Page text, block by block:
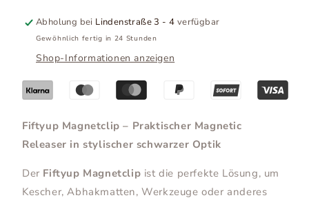
kg
kg
Abholung bei Lindenstraße 3 - 4 verfügbar
Gewöhnlich fertig in 24 Stunden
Shop-Informationen anzeigen
Fiftyup Magnetclip – Praktischer Magnetic
Releaser in stylischer schwarzer Optik
Der Fiftyup Magnetclip ist die perfekte Lösung, um
Kescher, Abhakmatten, Werkzeuge oder anderes